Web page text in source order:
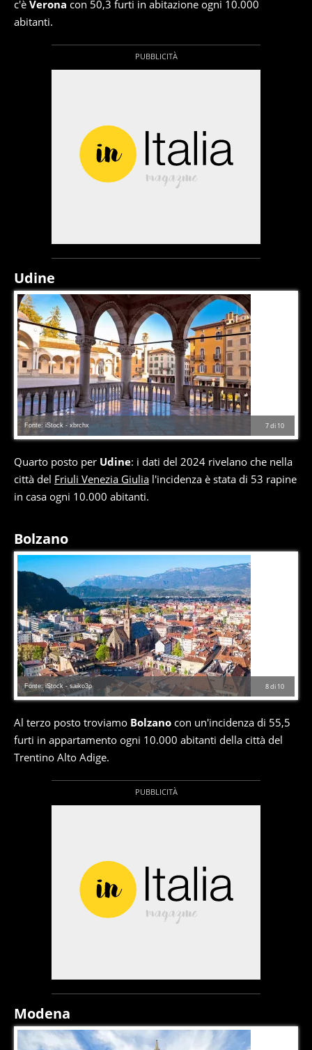
c'è Verona con 50,3 furti in abitazione ogni 10.000
abitanti.
Udine
7di 10
Fonte: iStock - xbrchx
Quarto posto per Udine: i dati del 2024 rivelano che nella
città del Friuli Venezia Giulia l'incidenza è stata di 53 rapine
in casa ogni 10.000 abitanti.
Bolzano
8di 10
Fonte: iStock - saiko3p
Al terzo posto troviamo Bolzano con un'incidenza di 55,5
furti in appartamento ogni 10.000 abitanti della città del
Trentino Alto Adige.
Modena